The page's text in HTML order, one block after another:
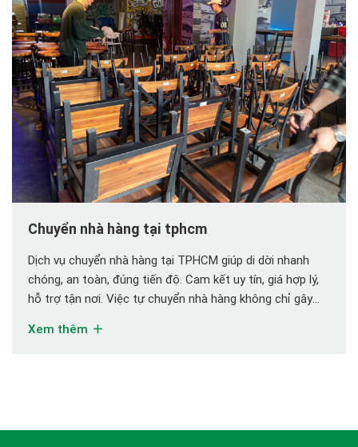
Chuyển nhà hàng tại tphcm
Dịch vụ chuyển nhà hàng tại TPHCM giúp di dời nhanh
chóng, an toàn, đúng tiến độ. Cam kết uy tín, giá hợp lý,
hỗ trợ tận nơi. Việc tự chuyển nhà hàng không chỉ gây
hư hỏng thiết bị, mất mát tài […]
Xem thêm